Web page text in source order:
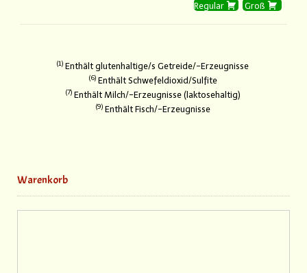
Regular Groß
1 Enthält glutenhaltige/s Getreide/-Erzeugnisse
6 Enthält Schwefeldioxid/Sulfite
7 Enthält Milch/-Erzeugnisse (laktosehaltig)
9 Enthält Fisch/-Erzeugnisse
Warenkorb